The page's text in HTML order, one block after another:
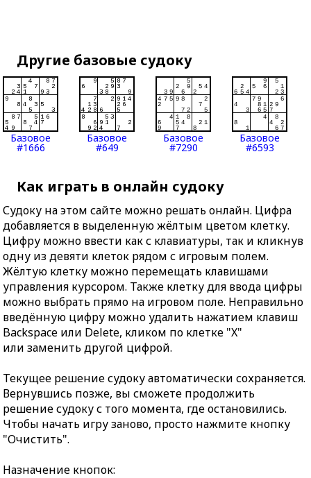
Другие базовые судоку
Базовое
#1666
Базовое
#649
Базовое
#7290
Базовое
#6593
Как играть в онлайн судоку
Судоку на этом сайте можно решать онлайн. Цифра
добавляется в выделенную жёлтым цветом клетку.
Цифру можно ввести как с клавиатуры, так и кликнув
одну из девяти клеток рядом с игровым полем.
Жёлтую клетку можно перемещать клавишами
управления курсором. Также клетку для ввода цифры
можно выбрать прямо на игровом поле. Неправильно
введённую цифру можно удалить нажатием клавиш
Backspace или Delete, кликом по клетке "X"
или заменить другой цифрой.
Текущее решение судоку автоматически сохраняется.
Вернувшись позже, вы сможете продолжить
решение судоку с того момента, где остановились.
Чтобы начать игру заново, просто нажмите кнопку
"Очистить".
Назначение кнопок: